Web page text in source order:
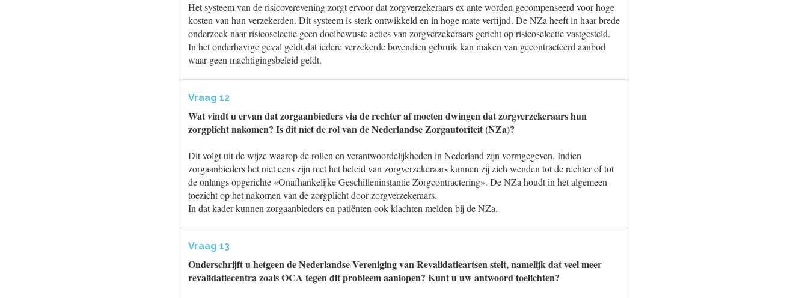
Het systeem van de risicoverevening zorgt ervoor dat zorgverzekeraars ex ante worden gecompenseerd voor hoge
kosten van hun verzekerden. Dit systeem is sterk ontwikkeld en in hoge mate verfijnd. De NZa heeft in haar brede
onderzoek naar risicoselectie geen doelbewuste acties van zorgverzekeraars gericht op risicoselectie vastgesteld.
In het onderhavige geval geldt dat iedere verzekerde bovendien gebruik kan maken van gecontracteerd aanbod
waar geen machtigingsbeleid geldt.
Vraag 12
Wat vindt u ervan dat zorgaanbieders via de rechter af moeten dwingen dat zorgverzekeraars hun
zorgplicht nakomen? Is dit niet de rol van de Nederlandse Zorgautoriteit (NZa)?
Dit volgt uit de wijze waarop de rollen en verantwoordelijkheden in Nederland zijn vormgegeven. Indien
zorgaanbieders het niet eens zijn met het beleid van zorgverzekeraars kunnen zij zich wenden tot de rechter of tot
de onlangs opgerichte «Onafhankelijke Geschilleninstantie Zorgcontractering». De NZa houdt in het algemeen
toezicht op het nakomen van de zorgplicht door zorgverzekeraars.
In dat kader kunnen zorgaanbieders en patiënten ook klachten melden bij de NZa.
Vraag 13
Onderschrijft u hetgeen de Nederlandse Vereniging van Revalidatieartsen stelt, namelijk dat veel meer
revalidatiecentra zoals OCA tegen dit probleem aanlopen? Kunt u uw antwoord toelichten?